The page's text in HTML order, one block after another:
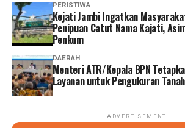
PERISTIWA
‎Kejati Jambi Ingatkan
Penipuan Catut Nama Kajati,
Penkum
DAERAH
Menteri ATR/Kepala BPN
Layanan untuk Pengukuran
ADVERTISEMENT